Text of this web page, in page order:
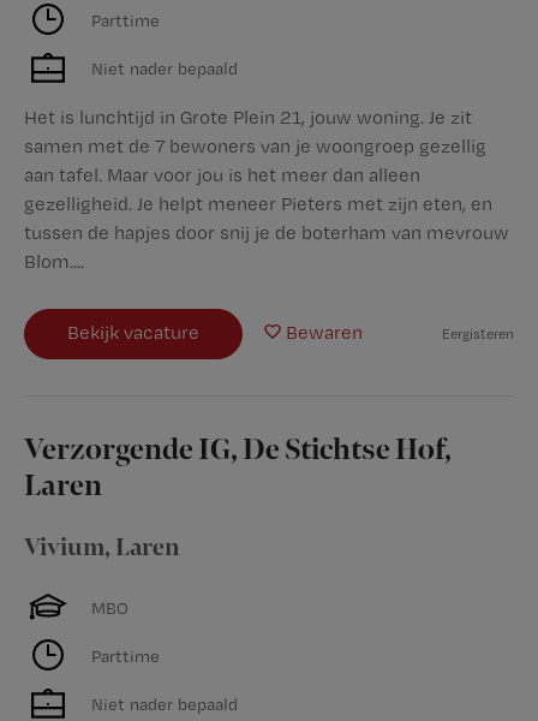
Parttime
Niet nader bepaald
Het is lunchtijd in Grote Plein 21, jouw woning. Je zit
samen met de 7 bewoners van je woongroep gezellig
aan tafel. Maar voor jou is het meer dan alleen
gezelligheid. Je helpt meneer Pieters met zijn eten, en
tussen de hapjes door snij je de boterham van mevrouw
Blom....
Bekijk vacature Bewaren Eergisteren
Verzorgende IG, De Stichtse Hof,
Laren
Vivium, Laren
MBO
Parttime
Niet nader bepaald